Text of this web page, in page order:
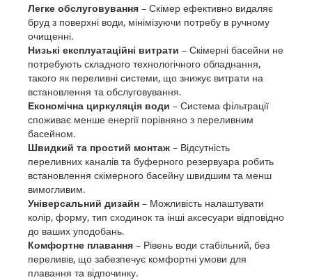
Легке обслуговування – Скімер ефективно видаляє
бруд з поверхні води, мінімізуючи потребу в ручному
очищенні.
Низькі експлуатаційні витрати – Скімерні басейни не
потребують складного технологічного обладнання,
такого як переливні системи, що знижує витрати на
встановлення та обслуговування.
Економічна циркуляція води – Система фільтрації
споживає менше енергії порівняно з переливним
басейном.
Швидкий та простий монтаж – Відсутність
переливних каналів та буферного резервуара робить
встановлення скімерного басейну швидшим та менш
вимогливим.
Універсальний дизайн – Можливість налаштувати
колір, форму, тип сходинок та інші аксесуари відповідно
до ваших уподобань.
Комфортне плавання – Рівень води стабільний, без
переливів, що забезпечує комфортні умови для
плавання та відпочинку.